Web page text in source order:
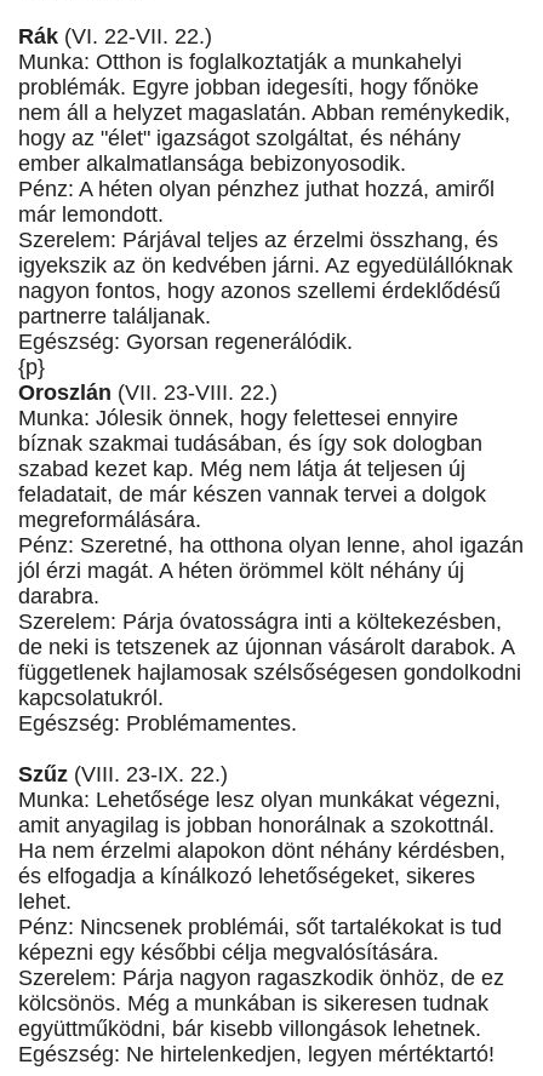
Rák (VI. 22-VII. 22.)
Munka: Otthon is foglalkoztatják a munkahelyi
problémák. Egyre jobban idegesíti, hogy főnöke
nem áll a helyzet magaslatán. Abban reménykedik,
hogy az "élet" igazságot szolgáltat, és néhány
ember alkalmatlansága bebizonyosodik.
Pénz: A héten olyan pénzhez juthat hozzá, amiről
már lemondott.
Szerelem: Párjával teljes az érzelmi összhang, és
igyekszik az ön kedvében járni. Az egyedülállóknak
nagyon fontos, hogy azonos szellemi érdeklődésű
partnerre találjanak.
Egészség: Gyorsan regenerálódik.
{p}
Oroszlán (VII. 23-VIII. 22.)
Munka: Jólesik önnek, hogy felettesei ennyire
bíznak szakmai tudásában, és így sok dologban
szabad kezet kap. Még nem látja át teljesen új
feladatait, de már készen vannak tervei a dolgok
megreformálására.
Pénz: Szeretné, ha otthona olyan lenne, ahol igazán
jól érzi magát. A héten örömmel költ néhány új
darabra.
Szerelem: Párja óvatosságra inti a költekezésben,
de neki is tetszenek az újonnan vásárolt darabok. A
függetlenek hajlamosak szélsőségesen gondolkodni
kapcsolatukról.
Egészség: Problémamentes.
Szűz (VIII. 23-IX. 22.)
Munka: Lehetősége lesz olyan munkákat végezni,
amit anyagilag is jobban honorálnak a szokottnál.
Ha nem érzelmi alapokon dönt néhány kérdésben,
és elfogadja a kínálkozó lehetőségeket, sikeres
lehet.
Pénz: Nincsenek problémái, sőt tartalékokat is tud
képezni egy későbbi célja megvalósítására.
Szerelem: Párja nagyon ragaszkodik önhöz, de ez
kölcsönös. Még a munkában is sikeresen tudnak
együttműködni, bár kisebb villongások lehetnek.
Egészség: Ne hirtelenkedjen, legyen mértéktartó!